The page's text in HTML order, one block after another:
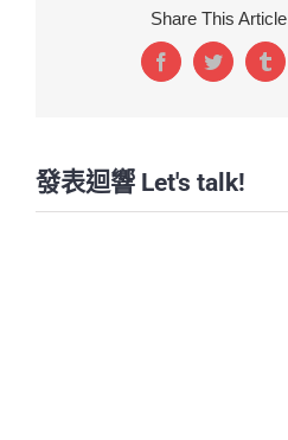
Share This
FacebookTwitter
發表迴響 Let's talk!